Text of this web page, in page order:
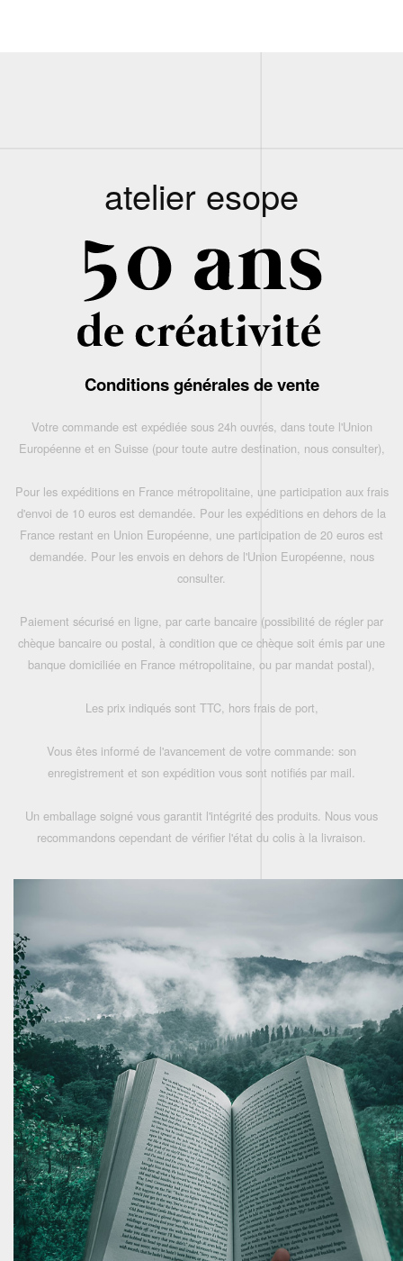
atelier esope
Conditions générales de vente
Votre commande est expédiée sous 24h ouvrés, dans toute l'Union
Européenne et en Suisse (pour toute autre destination, nous consulter),
Pour les expéditions en France métropolitaine, une participation aux frais
d'envoi de 10 euros est demandée. Pour les expéditions en dehors de la
France restant en Union Européenne, une participation de 20 euros est
demandée. Pour les envois en dehors de l'Union Européenne, nous
consulter.
Paiement sécurisé en ligne, par carte bancaire (possibilité de régler par
chèque bancaire ou postal, à condition que ce chèque soit émis par une
banque domiciliée en France métropolitaine, ou par mandat postal),
Les prix indiqués sont TTC, hors frais de port,
Vous êtes informé de l'avancement de votre commande: son
enregistrement et son expédition vous sont notifiés par mail.
Un emballage soigné vous garantit l'intégrité des produits. Nous vous
recommandons cependant de vérifier l'état du colis à la livraison.